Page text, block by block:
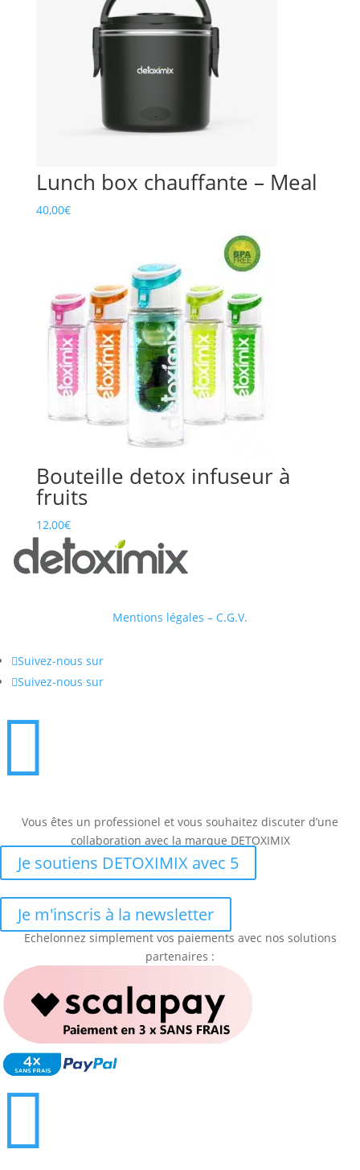
Lunch box chauffante – Meal
40,00€
Bouteille detox infuseur à
fruits
12,00€
Mentions légales – C.G.V.
Suivez-nous sur
Suivez-nous sur

Vous êtes un professionel et vous souhaitez discuter d’une
collaboration avec la marque DETOXIMIX
Je soutiens DETOXIMIX avec 5
Je m'inscris à la newsletter
Echelonnez simplement vos paiements avec nos solutions
partenaires :
